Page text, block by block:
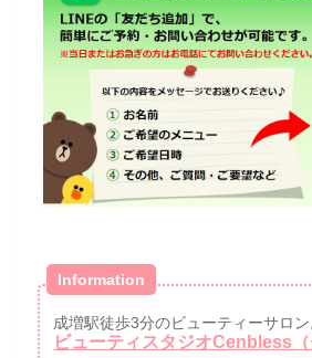
Information
成増駅徒歩3分のビューティーサロン
ビューティスタジオCenbless（